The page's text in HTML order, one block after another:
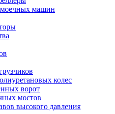
машин
колес
ворот
мостов
высокого давления